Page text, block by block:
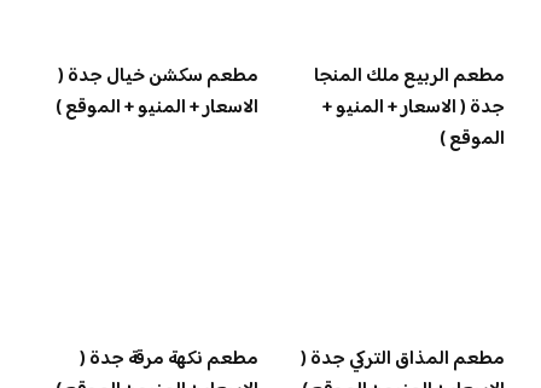
مطعم الربيع ملك المنجا
جدة ( الاسعار + المنيو +
الموقع )
مطعم سكشن خيال جدة (
الاسعار + المنيو + الموقع )
مطعم المذاق التركي جدة (
مطعم نكهة مرقة جدة (